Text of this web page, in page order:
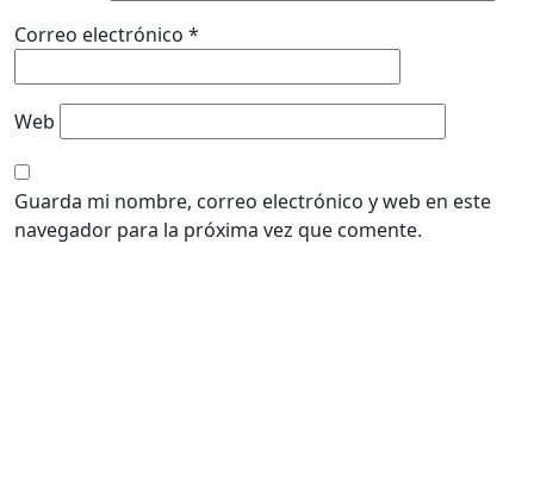
Correo electrónico *
Web
Guarda mi nombre, correo electrónico y web en este
navegador para la próxima vez que comente.